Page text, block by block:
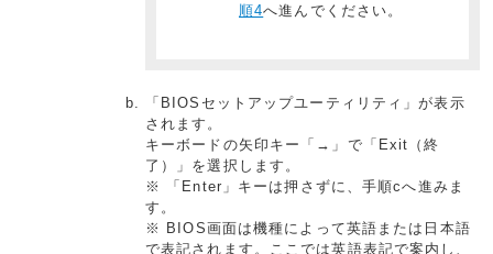
順4へ進んでください。
「BIOSセットアップユーティリティ」が表示
されます。
キーボードの矢印キー「→」で「Exit（終
了）」を選択します。
※ 「Enter」キーは押さずに、手順cへ進みま
す。
※ BIOS画面は機種によって英語または日本語
で表記されます。ここでは英語表記で案内し、